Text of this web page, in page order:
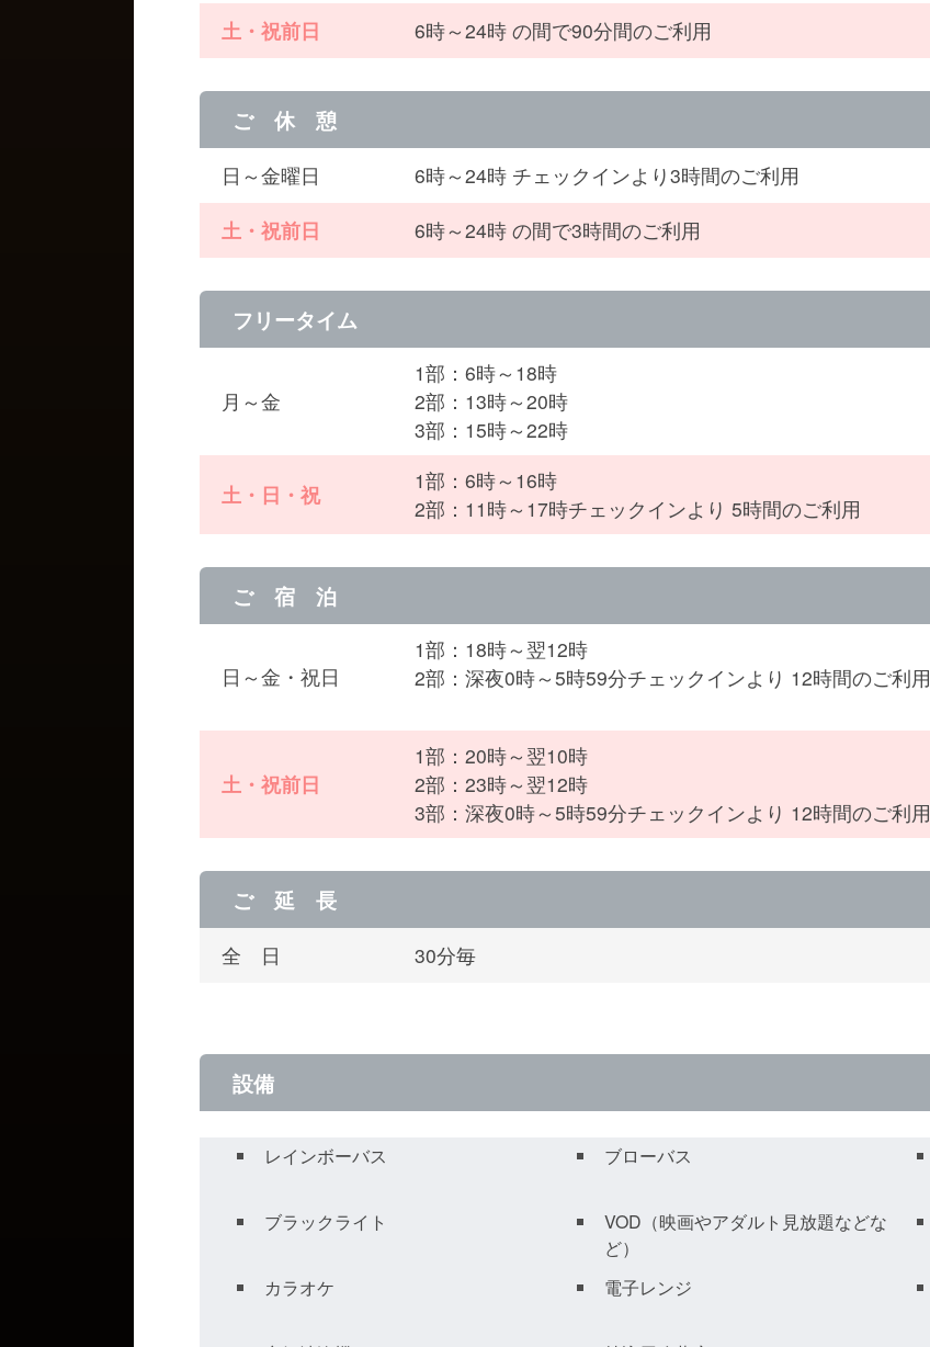
土・祝前日
6時～24時 の間で90分間のご利用
ご 休 憩
日～金曜日
6時～24時 チェックインより3時間のご利用
土・祝前日
6時～24時 の間で3時間のご利用
フリータイム
月～金
1部：6時～18時
2部：13時～20時
3部：15時～22時
土・日・祝
1部：6時～16時
2部：11時～17時チェックインより 5時間のご利用
ご 宿 泊
日～金・祝日
1部：18時～翌12時
2部：深夜0時～5時59分チェックインより 12時間のご利用
土・祝前日
1部：20時～翌10時
2部：23時～翌12時
3部：深夜0時～5時59分チェックインより 12時間のご利用
ご 延 長
全 日 30分毎
設備
レインボーバス ブローバス
ブラックライト
VOD（映画やアダルト見放題などな
ど）
カラオケ 電子レンジ